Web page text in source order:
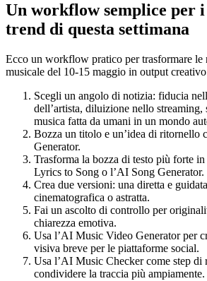
Un workflow semplice per
trend di questa settimana
Ecco un workflow pratico per trasformare le
musicale del 10-15 maggio in output
Scegli un angolo di notizia: fiducia
dell’artista, diluizione nello streaming,
musica fatta da umani in un mondo
Bozza un titolo e un’idea di ritornello
Generator.
Trasforma la bozza di testo più forte
Lyrics to Song o l’AI Song Generator.
Crea due versioni: una diretta e
cinematografica o astratta.
Fai un ascolto di controllo per
chiarezza emotiva.
Usa l’AI Music Video Generator per
visiva breve per le piattaforme social.
Usa l’AI Music Checker come step di
condividere la traccia più ampiamente.